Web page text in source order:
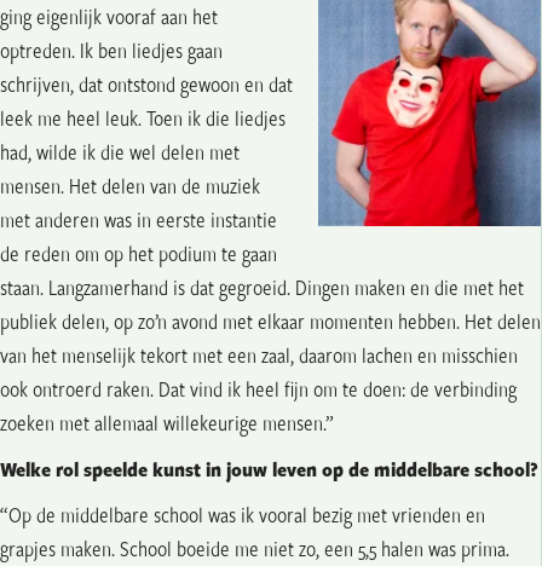
ging eigenlijk vooraf aan het
optreden. Ik ben liedjes gaan
schrijven, dat ontstond gewoon en dat
leek me heel leuk. Toen ik die liedjes
had, wilde ik die wel delen met
mensen. Het delen van de muziek
met anderen was in eerste instantie
de reden om op het podium te gaan
staan. Langzamerhand is dat gegroeid. Dingen maken en die met het
publiek delen, op zo’n avond met elkaar momenten hebben. Het delen
van het menselijk tekort met een zaal, daarom lachen en misschien
ook ontroerd raken. Dat vind ik heel fijn om te doen: de verbinding
zoeken met allemaal willekeurige mensen.”
Welke rol speelde kunst in jouw leven op de middelbare school?
“Op de middelbare school was ik vooral bezig met vrienden en
grapjes maken. School boeide me niet zo, een 5,5 halen was prima.